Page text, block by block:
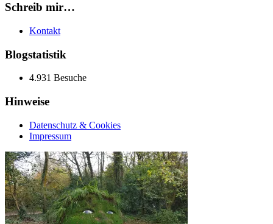
Schreib mir…
Kontakt
Blogstatistik
4.931 Besuche
Hinweise
Datenschutz & Cookies
Impressum